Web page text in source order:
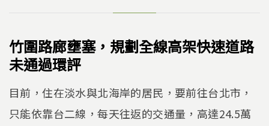
竹圍路廊壅塞，規劃全線高架快速道路
未通過環評
目前，住在淡水與北海岸的居民，要前往台北市，
只能依靠台二線，每天往返的交通量，高達24.5萬